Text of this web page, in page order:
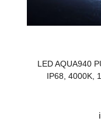
LED AQUA940
IP68, 4000K,